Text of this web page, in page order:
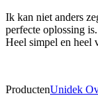
Ik kan niet anders
perfecte oplossing
Heel simpel en heel
ProductenUnidek